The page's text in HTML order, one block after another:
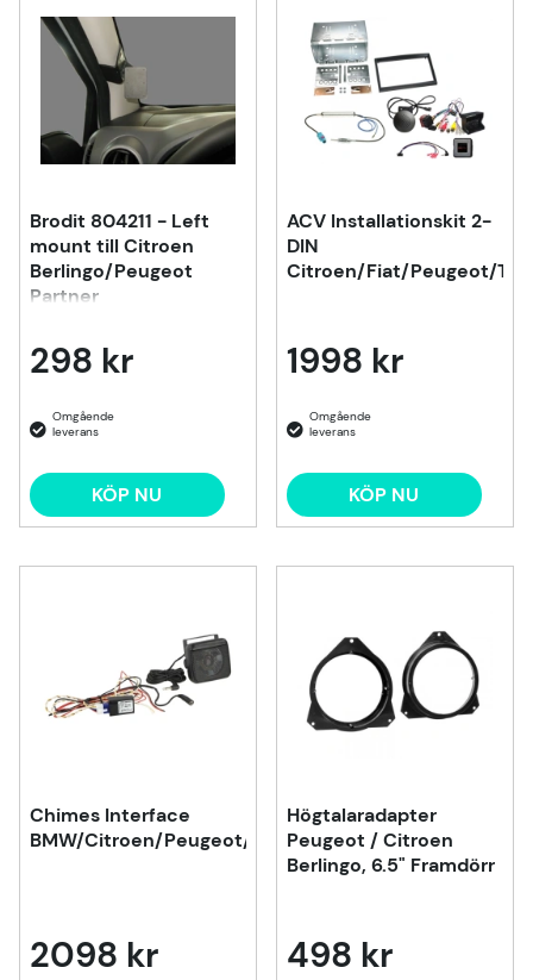
Brodit 804211 - Left
mount till Citroen
Berlingo/Peugeot
Partner
298 kr
KÖP NU
ACV Installationskit 2-
DIN
Citroen/Fiat/Peugeot/
1998 kr
KÖP NU
Chimes Interface
BMW/Citroen/Peugeot/Ford
2098 kr
Högtalaradapter
Peugeot / Citroen
Berlingo, 6.5" Framdörr
498 kr